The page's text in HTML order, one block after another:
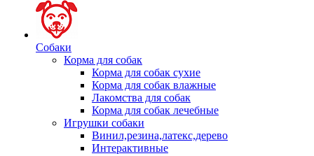
Собаки
Корма для собак
Корма для собак сухие
Корма для собак влажные
Лакомства для собак
Корма для собак лечебные
Игрушки собаки
Винил,резина,латекс,дерево
Интерактивные